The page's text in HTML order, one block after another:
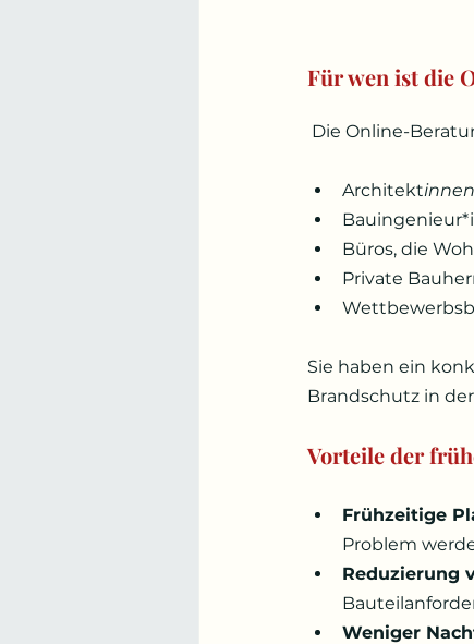
Für wen ist die
Die Online-
Architekt
Büros, die
Private
Sie haben ein
Brandschutz in
Vorteile der
Frühzeitige
Problem
Reduzierung
Weniger